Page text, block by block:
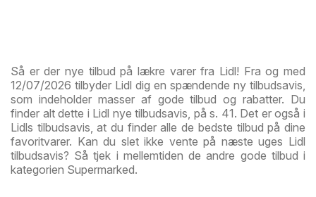
Så er der nye tilbud på lækre varer fra Lidl! Fra og med
12/07/2026 tilbyder Lidl dig en spændende ny tilbudsavis,
som indeholder masser af gode tilbud og rabatter. Du
finder alt dette i Lidl nye tilbudsavis, på s. 41. Det er også i
Lidls tilbudsavis, at du finder alle de bedste tilbud på dine
favoritvarer. Kan du slet ikke vente på næste uges Lidl
tilbudsavis? Så tjek i mellemtiden de andre gode tilbud i
kategorien Supermarked.